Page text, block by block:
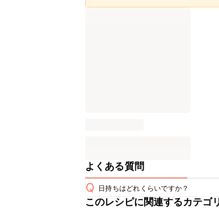
よくある質問
Q 日持ちはどれくらいですか？
こちらのレシピは出来たてをお召し
このレシピに関連するカテゴ